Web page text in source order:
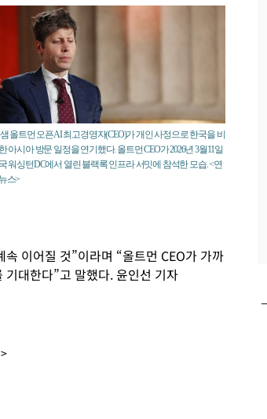
올트먼 오픈AI 최고경영자(CEO)가 개인 사정으로 한국을 비
아시아 방문 일정을 연기했다. 올트먼 CEO가 2026년 3월11일
워싱턴DC에서 열린 블랙록 인프라 서밋에 참석한 모습. <연
스>
이어질 것”이라며 “올트먼 CEO가 가까
대한다”고 말했다. 윤인선 기자